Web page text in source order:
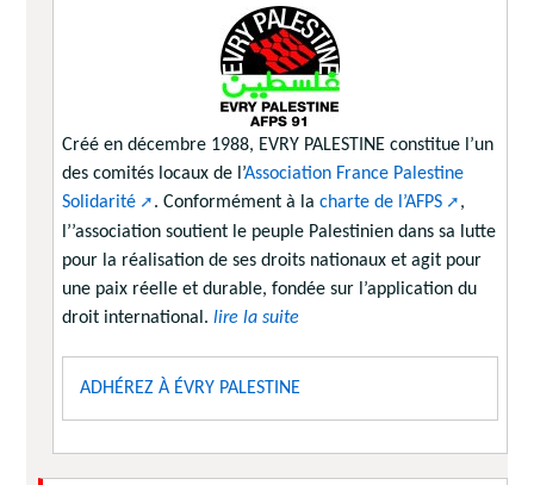
Créé en décembre 1988, EVRY PALESTINE constitue l’un
des comités locaux de l’Association France Palestine
Solidarité
. Conformément à la charte de l’AFPS
,
l’’association soutient le peuple Palestinien dans sa lutte
pour la réalisation de ses droits nationaux et agit pour
une paix réelle et durable, fondée sur l’application du
droit international. lire la suite
ADHÉREZ À ÉVRY PALESTINE